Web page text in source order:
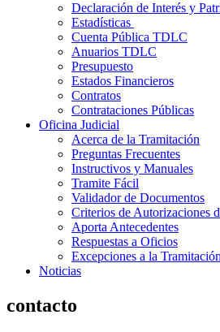
Declaración de Interés y
Estadísticas
Cuenta Pública TDLC
Anuarios TDLC
Presupuesto
Estados Financieros
Contratos
Contrataciones Públicas
Oficina Judicial
Acerca de la Tramitación
Preguntas Frecuentes
Instructivos y Manuales
Tramite Fácil
Validador de Documentos
Criterios de Autorizaciones
Aporta Antecedentes
Respuestas a Oficios
Excepciones a la
Noticias
contacto